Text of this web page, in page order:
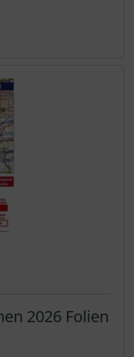
2026 Folien